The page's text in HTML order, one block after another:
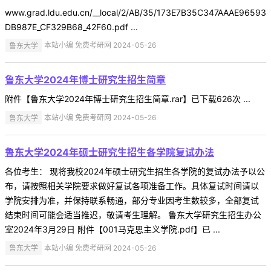
www.grad.ldu.edu.cn/__local/2/AB/35/173E7B35C347AAAE96593
DB987E_CF329B68_42F60.pdf ...
鲁东大学 本站小编 免费考研网 2024-05-26
鲁东大学2024年博士研究生招生简章
附件【鲁东大学2024年博士研究生招生简章.rar】已下载626次 ...
鲁东大学 本站小编 免费考研网 2024-05-26
鲁东大学2024年硕士研究生招生各学院复试办法
各位考生： 现将我校2024年硕士研究生招生各学院的复试办法予以公
布，请按照相关学院要求做好复试各项准备工作。具体复试时间请以
学院安排为准，并保持联系畅通，部分专业因考生数较多，全部复试
结束时间可能会适当推迟，敬请考生理解。 鲁东大学研究生招生办公
室2024年3月29日 附件【001马克思主义学院.pdf】已 ...
鲁东大学 本站小编 免费考研网 2024-05-26